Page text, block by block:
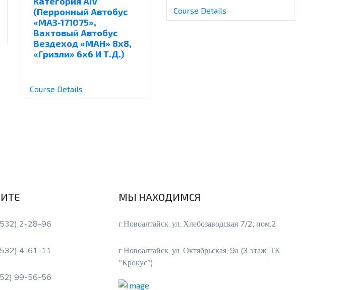
(перронный Автобус
«МАЗ-171075»,
Вахтовый Автобус
Вездеход «МАН» 8х8,
«Гризли» 6х6 И Т.д.)
Course Details
Course Details
2-28-96
4-61-11
99-56-56
МЫ НАХОДИМСЯ
г.Новоалтайск, ул. Хлебозаводская 7/2, пом.2
г.Новоалтайск, ул. Октябрьская, 9а (3 этаж, ТК
"Крокус")